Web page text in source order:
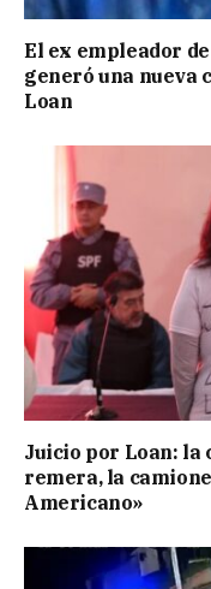
El ex empleador
generó una nueva
Loan
Juicio por Loan: la
remera, la
Americano»